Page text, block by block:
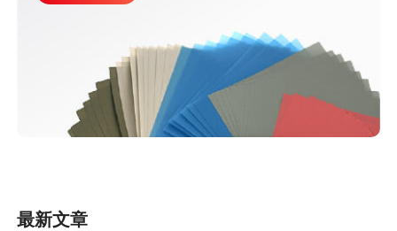
格的PC、APC、UPC等研磨夹具组成。
最新文章